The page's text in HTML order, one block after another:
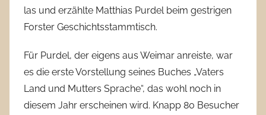
las und erzählte Matthias Purdel beim gestrigen
Forster Geschichtsstammtisch.
Für Purdel, der eigens aus Weimar anreiste, war
es die erste Vorstellung seines Buches „Vaters
Land und Mutters Sprache“, das wohl noch in
diesem Jahr erscheinen wird. Knapp 80 Besucher